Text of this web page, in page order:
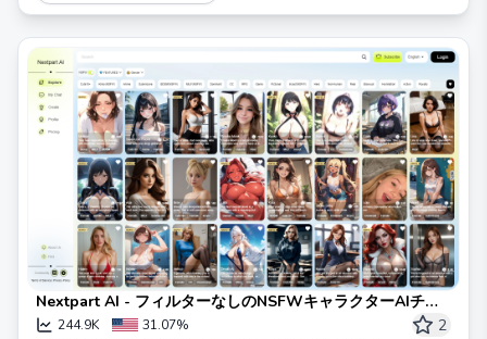
Nextpart AI - フィルターなしのNSFWキャラクターAIチャ
ットボット
244.9K 31.07% 2